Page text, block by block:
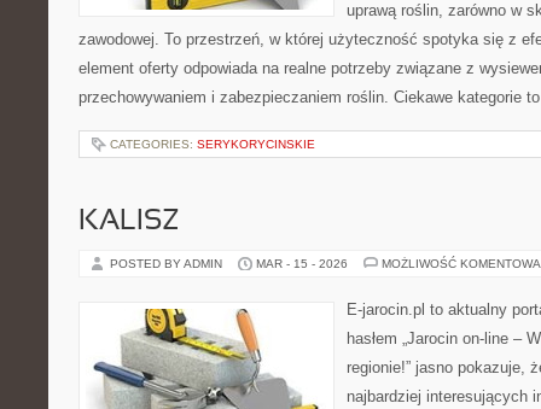
uprawą roślin, zarówno w
zawodowej. To przestrzeń, w której użyteczność spotyka się z
element oferty odpowiada na realne potrzeby związane z
przechowywaniem i zabezpieczaniem roślin. Ciekawe kategorie
CATEGORIES: SERYKORYCINSKIE
KALISZ
POSTED BY ADMIN MAR - 15 - 2026 MOŻLIWOŚĆ
E-jarocin.pl to aktualny
hasłem „Jarocin on-line –
regionie!” jasno pokazuje,
najbardziej interesujących